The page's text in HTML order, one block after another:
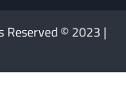
Reserved © 2023 |